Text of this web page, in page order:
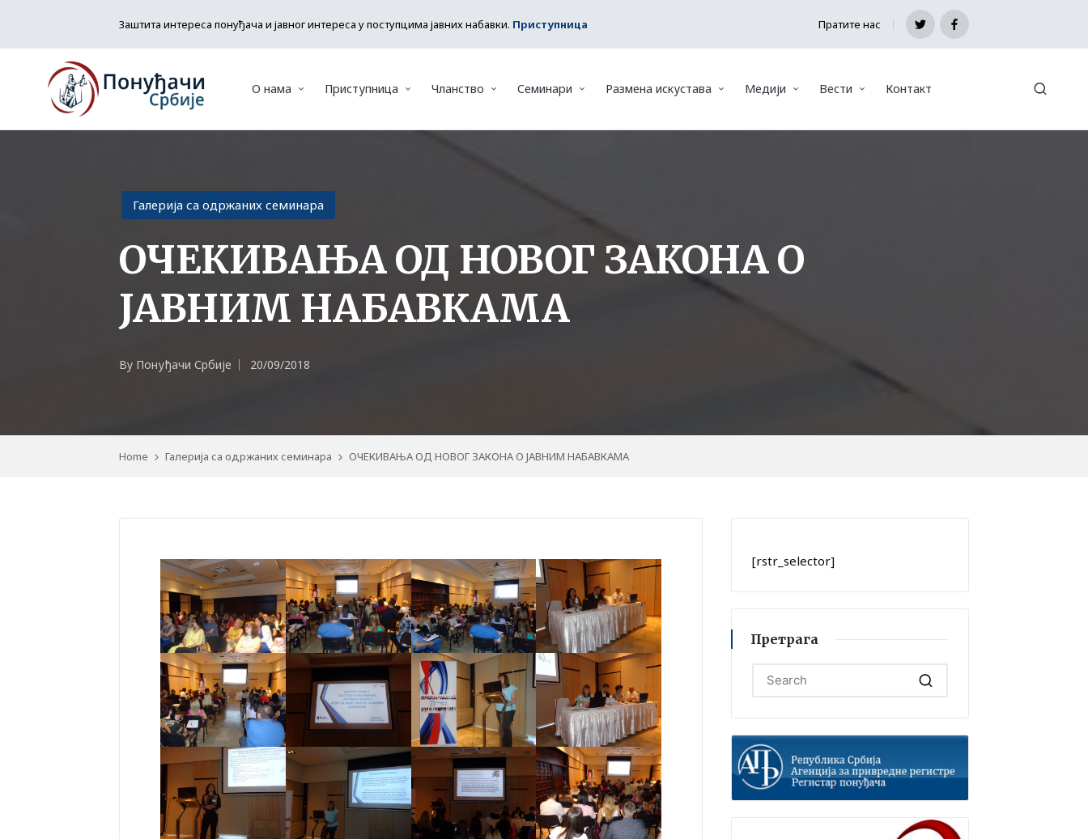
Заштита интереса понуђача и јавног интереса у поступцима јавних набавки. Приступница Пратите нас
TwitterFacebook
О нама Приступница Чланство Семинари Размена искустава Медији Вести Контакт
Posted
in
Галерија са одржаних семинара
ОЧЕКИВАЊА ОД НОВОГ ЗАКОНА О
ЈАВНИМ НАБАВКАМА
Posted
By Понуђачи Србије 20/09/2018
Home Галерија са одржаних семинара ОЧЕКИВАЊА ОД НОВОГ ЗАКОНА О ЈАВНИМ НАБАВКАМА
[rstr_selector]
Претрага